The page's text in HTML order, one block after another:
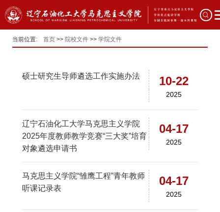
当前位置: 首页 >> 院校文件 >> 学院文件
硕士研究生导师遴选工作实施办法 10-22
2025
辽宁石油化工大学马克思主义学院
2025年度教师教学竞赛“三大奖”培育
对象遴选申请书
04-17
2025
马克思主义学院“雏鹰工程”青年教师
听课记录表
04-17
2025